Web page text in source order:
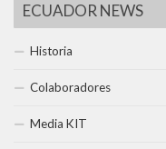
ECUADOR NEWS
Historia
Colaboradores
Media KIT